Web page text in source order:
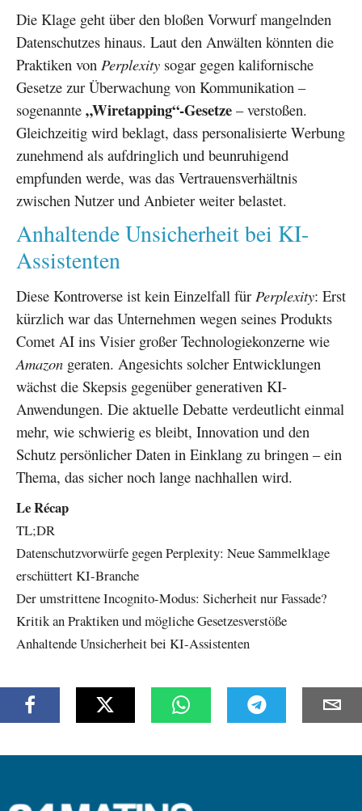
Die Klage geht über den bloßen Vorwurf mangelnden
Datenschutzes hinaus. Laut den Anwälten könnten die
Praktiken von Perplexity sogar gegen kalifornische
Gesetze zur Überwachung von Kommunikation –
sogenannte „Wiretapping“-Gesetze – verstoßen.
Gleichzeitig wird beklagt, dass personalisierte Werbung
zunehmend als aufdringlich und beunruhigend
empfunden werde, was das Vertrauensverhältnis
zwischen Nutzer und Anbieter weiter belastet.
Anhaltende Unsicherheit bei KI-
Assistenten
Diese Kontroverse ist kein Einzelfall für Perplexity: Erst
kürzlich war das Unternehmen wegen seines Produkts
Comet AI ins Visier großer Technologiekonzerne wie
Amazon geraten. Angesichts solcher Entwicklungen
wächst die Skepsis gegenüber generativen KI-
Anwendungen. Die aktuelle Debatte verdeutlicht einmal
mehr, wie schwierig es bleibt, Innovation und den
Schutz persönlicher Daten in Einklang zu bringen – ein
Thema, das sicher noch lange nachhallen wird.
Le Récap
TL;DR
Datenschutzvorwürfe gegen Perplexity: Neue Sammelklage
erschüttert KI-Branche
Der umstrittene Incognito-Modus: Sicherheit nur Fassade?
Kritik an Praktiken und mögliche Gesetzesverstöße
Anhaltende Unsicherheit bei KI-Assistenten